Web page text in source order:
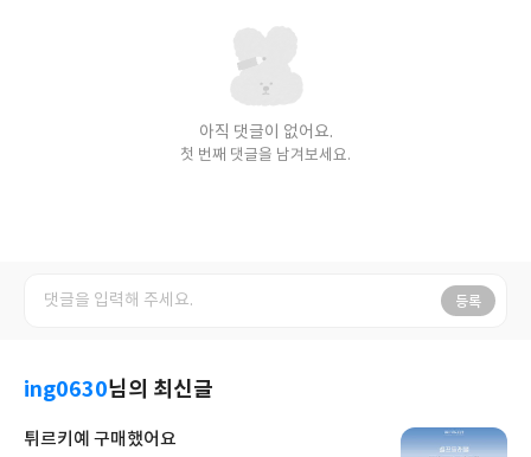
아직 댓글이 없어요.
첫 번째 댓글을 남겨보세요.
등록
ing0630님의 최신글
튀르키예 구매했어요